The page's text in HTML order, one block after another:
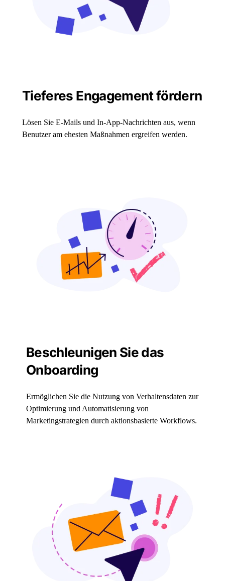
Tieferes Engagement fördern
Lösen Sie E-Mails und In-App-Nachrichten aus, wenn
Benutzer am ehesten Maßnahmen ergreifen werden.
Beschleunigen Sie das
Onboarding
Ermöglichen Sie die Nutzung von Verhaltensdaten zur
Optimierung und Automatisierung von
Marketingstrategien durch aktionsbasierte Workflows.